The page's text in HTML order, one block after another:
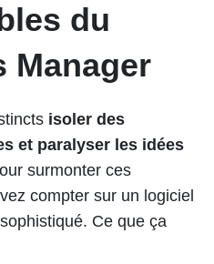
du
Manager
isoler des
et paralyser les idées
surmonter ces
compter sur un logiciel
Ce que ça